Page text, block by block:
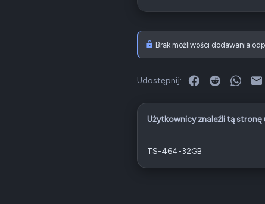
Brak możliwości dodawania
Udostępnij: Facebook
Reddit
Użytkownicy znaleźli tą stronę
TS-464-32GB